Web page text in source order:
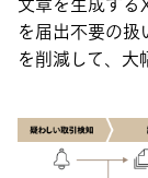
を届出不要の
を削減して、大